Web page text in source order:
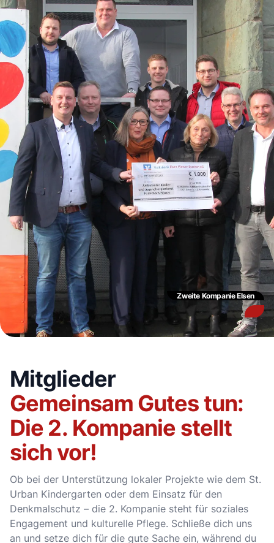
Zweite Kompanie Elsen
Mitglieder
Gemeinsam Gutes tun:
Die 2. Kompanie stellt
sich vor!
Ob bei der Unterstützung lokaler Projekte wie dem St.
Urban Kindergarten oder dem Einsatz für den
Denkmalschutz – die 2. Kompanie steht für soziales
Engagement und kulturelle Pflege. Schließe dich uns
an und setze dich für die gute Sache ein, während du